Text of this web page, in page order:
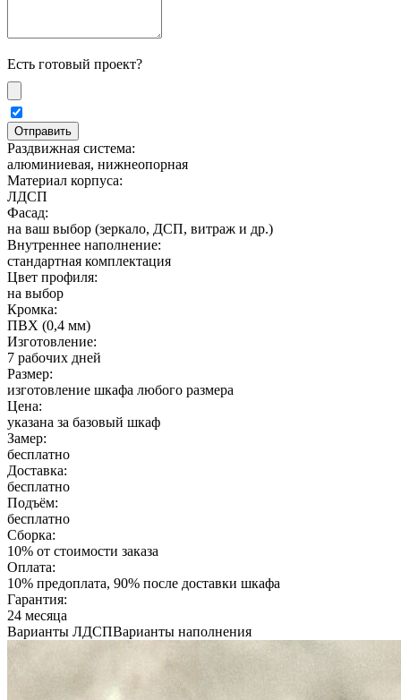
Есть готовый проект?
Раздвижная система:
алюминиевая, нижнеопорная
Материал корпуса:
ЛДСП
Фасад:
на ваш выбор (зеркало, ДСП, витраж и др.)
Внутреннее наполнение:
стандартная комплектация
Цвет профиля:
на выбор
Кромка:
ПВХ (0,4 мм)
Изготовление:
7 рабочих дней
Размер:
изготовление шкафа любого размера
Цена:
указана за базовый шкаф
Замер:
бесплатно
Доставка:
бесплатно
Подъём:
бесплатно
Сборка:
10% от стоимости заказа
Оплата:
10% предоплата, 90% после доставки шкафа
Гарантия:
24 месяца
Варианты ЛДСПВарианты наполнения